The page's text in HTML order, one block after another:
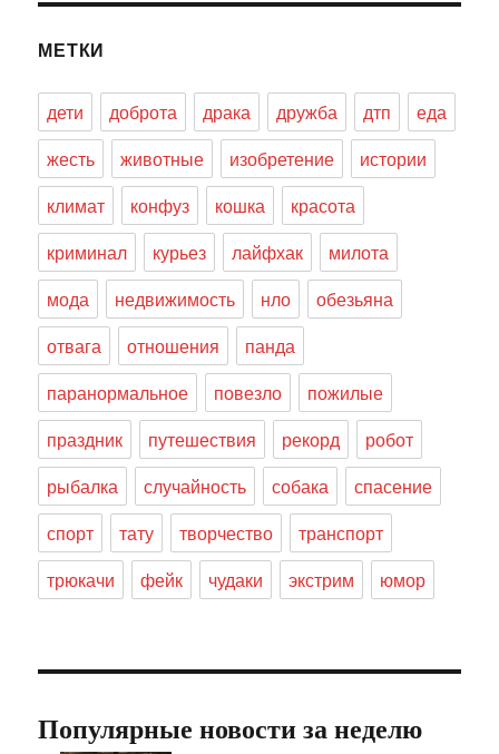
МЕТКИ
дети доброта драка дружба дтп
еда
жесть
животные изобретение
истории
климат
конфуз кошка
красота
криминал
курьез лайфхак
милота
мода
недвижимость нло
обезьяна
отвага
отношения
панда
паранормальное
повезло
пожилые
праздник
путешествия рекорд
робот
рыбалка
случайность собака
спасение
спорт
тату творчество
транспорт
трюкачи
фейк чудаки экстрим юмор
Популярные новости за неделю